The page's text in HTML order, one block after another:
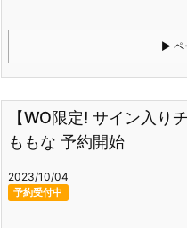
ペ
【WO限定! サイン入り
ももな 予約開始
2023/10/04
予約受付中